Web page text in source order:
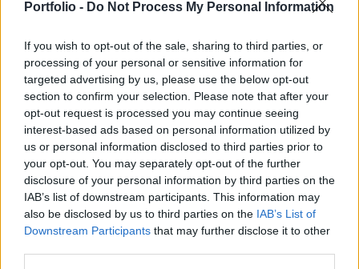
Portfolio - Do Not Process My Personal Information
If you wish to opt-out of the sale, sharing to third parties, or
processing of your personal or sensitive information for
targeted advertising by us, please use the below opt-out
section to confirm your selection. Please note that after your
opt-out request is processed you may continue seeing
interest-based ads based on personal information utilized by
us or personal information disclosed to third parties prior to
your opt-out. You may separately opt-out of the further
disclosure of your personal information by third parties on the
IAB’s list of downstream participants. This information may
also be disclosed by us to third parties on the IAB’s List of
Downstream Participants that may further disclose it to other
mintegy 56 milliárd forintnyi mennyiségben
lett.
A mai 11.41%-os átlaghozam 1 bázisponttal alacsonyabb
a tegnapi, másodpiaci 3 hónapos hozamszintnél, és 1
bázisponttal magasabb a múlt heti aukción kialakult
hozamszinthez képest.A jelen írás nem minősül befektetési
tanácsadásnak vagy befektetési ajánlásnak. Részletes jogi
információ
KEDVES OLVASÓNK!
A keresett cikk a portfolio.hu hírarchívumához